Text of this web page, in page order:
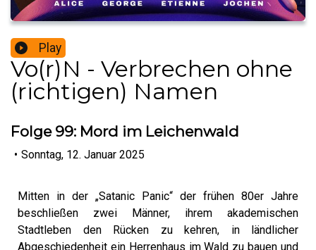
Play
Vo(r)N - Verbrechen ohne
(richtigen) Namen
Folge 99: Mord im Leichenwald
• Sonntag, 12. Januar 2025
Mitten in der „Satanic Panic“ der frühen 80er Jahre
beschließen zwei Männer, ihrem akademischen
Stadtleben den Rücken zu kehren, in ländlicher
Abgeschiedenheit ein Herrenhaus im Wald zu bauen und